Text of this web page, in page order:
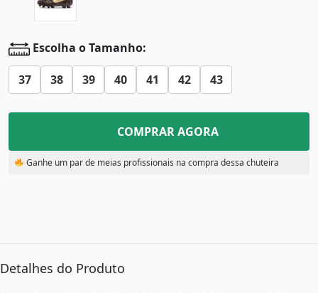
Escolha o Tamanho:
37 38 39 40 41 42 43
COMPRAR AGORA
Ganhe um par de meias profissionais na compra dessa chuteira
Detalhes do Produto